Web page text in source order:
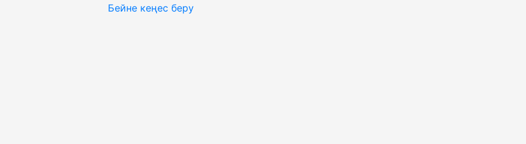
Бейне кеңес беру